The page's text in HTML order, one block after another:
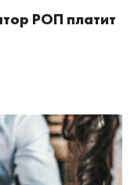
РОП платит